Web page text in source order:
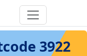
3922